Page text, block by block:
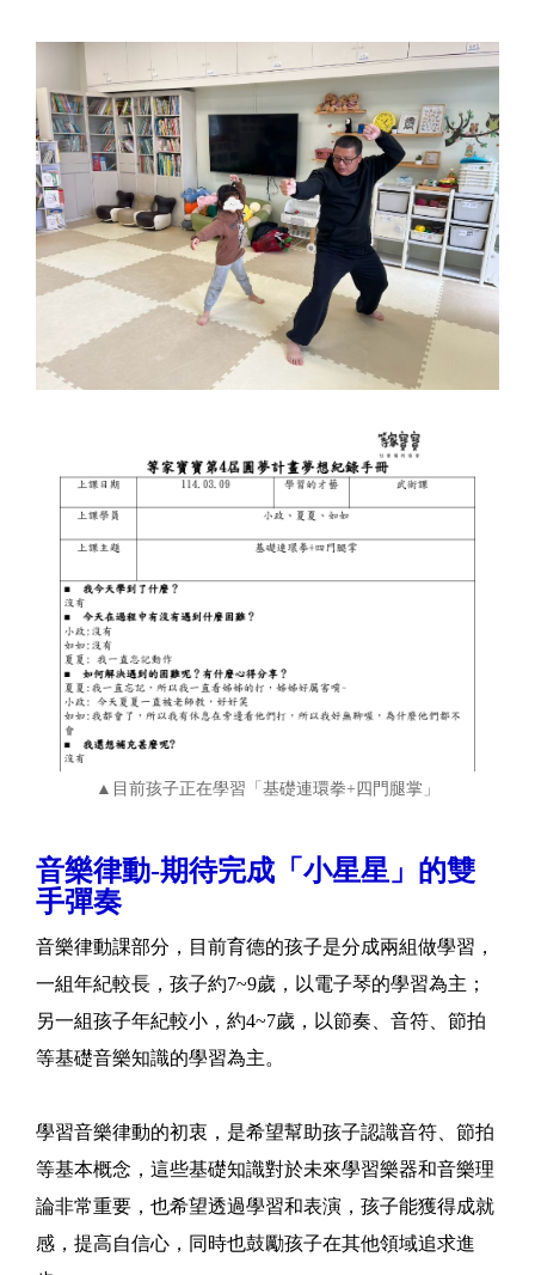
▲目前孩子正在學習「基礎連環拳+四門腿掌」
音樂律動-期待完成「小星星」的雙
手彈奏
音樂律動課部分，目前育德的孩子是分成兩組做學習，
一組年紀較長，孩子約7~9歲，以電子琴的學習為主；
另一組孩子年紀較小，約4~7歲，以節奏、音符、節拍
等基礎音樂知識的學習為主。
學習音樂律動的初衷，是希望幫助孩子認識音符、節拍
等基本概念，這些基礎知識對於未來學習樂器和音樂理
論非常重要，也希望透過學習和表演，孩子能獲得成就
感，提高自信心，同時也鼓勵孩子在其他領域追求進